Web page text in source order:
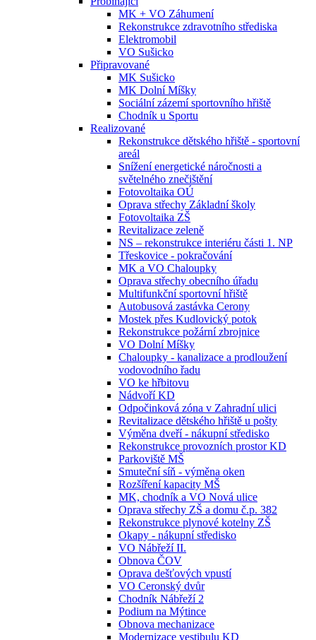
MK + VO Záhumení
Rekonstrukce zdravotního střediska
Elektromobil
VO Sušicko
Připravované
MK Sušicko
MK Dolní Míšky
Sociální zázemí sportovního hřiště
Chodník u Sportu
Realizované
Rekonstrukce dětského hřiště - sportovní
areál
Snížení energetické náročnosti a
světelného znečištění
Fotovoltaika OÚ
Oprava střechy Základní školy
Fotovoltaika ZŠ
Revitalizace zeleně
NS – rekonstrukce interiéru části 1. NP
Třeskovice - pokračování
MK a VO Chaloupky
Oprava střechy obecního úřadu
Multifunkční sportovní hřiště
Autobusová zastávka Cerony
Mostek přes Kudlovický potok
Rekonstrukce požární zbrojnice
VO Dolní Míšky
Chaloupky - kanalizace a prodloužení
vodovodního řadu
VO ke hřbitovu
Nádvoří KD
Odpočinková zóna v Zahradní ulici
Revitalizace dětského hřiště u pošty
Výměna dveří - nákupní středisko
Rekonstrukce provozních prostor KD
Parkoviště MŠ
Smuteční síň - výměna oken
Rozšíření kapacity MŠ
MK, chodník a VO Nová ulice
Oprava střechy ZŠ a domu č.p. 382
Rekonstrukce plynové kotelny ZŠ
Okapy - nákupní středisko
VO Nábřeží II.
Obnova ČOV
Oprava dešťových vpustí
VO Ceronský dvůr
Chodník Nábřeží 2
Podium na Mýtince
Obnova mechanizace
Modernizace vestibulu KD